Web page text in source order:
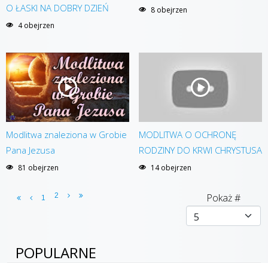
O ŁASKI NA DOBRY DZIEŃ
4 obejrzen
8 obejrzen
Modlitwa znaleziona w Grobie
Pana Jezusa
81 obejrzen
MODLITWA O OCHRONĘ
RODZINY DO KRWI CHRYSTUSA
14 obejrzen
Pokaż #
1 2
POPULARNE